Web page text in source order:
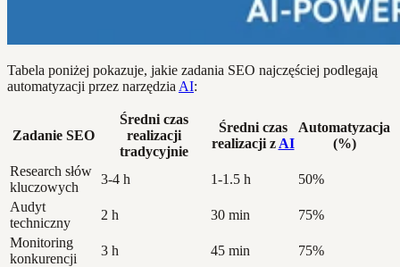
Tabela poniżej pokazuje, jakie zadania SEO najczęściej podlegają
automatyzacji przez narzędzia AI:
Zadanie SEO
Średni czas
realizacji
tradycyjnie
Średni czas
realizacji z AI
Automatyzacja
(%)
Research słów
kluczowych
3-4 h 1-1.5 h
50%
Audyt
techniczny
2 h 30 min
75%
Monitoring
konkurencji
3 h 45 min
75%